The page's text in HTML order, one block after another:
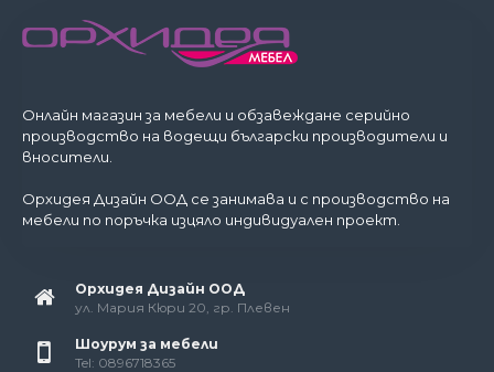
Онлайн магазин за мебели и обзавеждане серийно
производство на водещи български производители и
вносители.
Орхидея Дизайн ООД се занимава и с производство на
мебели по поръчка изцяло индивидуален проект.
Орхидея Дизайн ООД
ул. Мария Кюри 20, гр. Плевен
Шоурум за мебели
Tel: 0896718365